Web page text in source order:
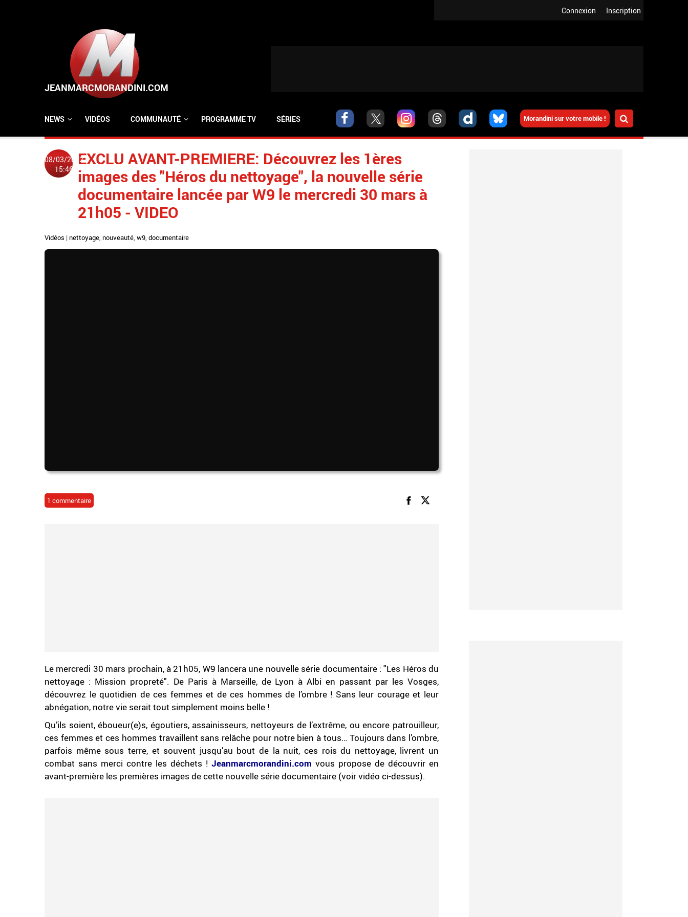
Inscription
Connexion
Morandini sur votre mobile !
NEWS VIDÉOS COMMUNAUTÉ PROGRAMME TV SÉRIES
08/03/2022
15:46
EXCLU AVANT-PREMIERE: Découvrez les 1ères
images des "Héros du nettoyage", la nouvelle série
documentaire lancée par W9 le mercredi 30 mars à
21h05 - VIDEO
Vidéos | nettoyage, nouveauté, w9, documentaire
1 commentaire
Le mercredi 30 mars prochain, à 21h05, W9 lancera une nouvelle série documentaire : "Les Héros du
nettoyage : Mission propreté". De Paris à Marseille, de Lyon à Albi en passant par les Vosges,
découvrez le quotidien de ces femmes et de ces hommes de l’ombre ! Sans leur courage et leur
abnégation, notre vie serait tout simplement moins belle !
Qu’ils soient, éboueur(e)s, égoutiers, assainisseurs, nettoyeurs de l’extrême, ou encore patrouilleur,
ces femmes et ces hommes travaillent sans relâche pour notre bien à tous… Toujours dans l’ombre,
parfois même sous terre, et souvent jusqu’au bout de la nuit, ces rois du nettoyage, livrent un
combat sans merci contre les déchets ! Jeanmarcmorandini.com vous propose de découvrir en
avant-première les premières images de cette nouvelle série documentaire (voir vidéo ci-dessus).